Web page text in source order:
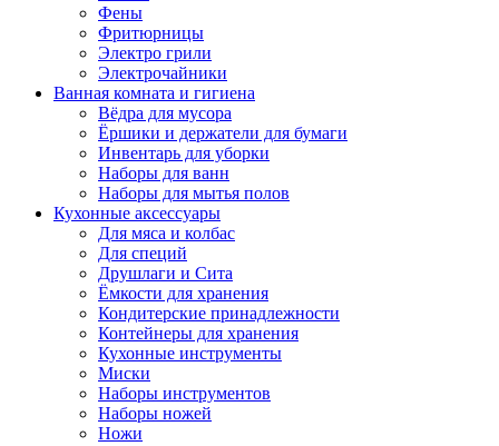
Фены
Фритюрницы
Электро грили
Электрочайники
Ванная комната и гигиена
Вёдра для мусора
Ёршики и держатели для бумаги
Инвентарь для уборки
Наборы для ванн
Наборы для мытья полов
Кухонные аксессуары
Для мяса и колбас
Для специй
Друшлаги и Сита
Ёмкости для хранения
Кондитерские принадлежности
Контейнеры для хранения
Кухонные инструменты
Миски
Наборы инструментов
Наборы ножей
Ножи